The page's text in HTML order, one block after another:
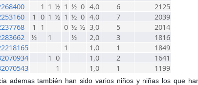
1 1 ½ 1 ½ 0 4,0 6
2125
1 0 1 ½ 1 ½ 0 4,0 7
2039
1 1 0 ½ ½ 3,0 5
2014
½ 1 ½ 2,0 3
1816
1 1,0 1
1849
1 0 1,0 2
1641
1 1,0 1 1199
ademas también han sido varios niños y niñas los que